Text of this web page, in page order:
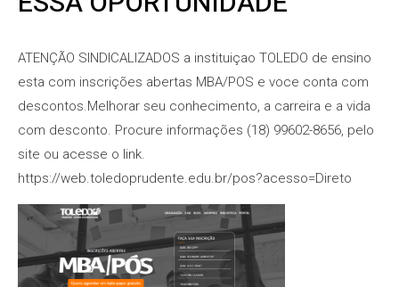
ATENÇÃO SINDICALIZADOS a instituiçao TOLEDO de ensino
esta com inscrições abertas MBA/POS e voce conta com
descontos.Melhorar seu conhecimento, a carreira e a vida
com desconto. Procure informações (18) 99602-8656, pelo
site ou acesse o link.
https://web.toledoprudente.edu.br/pos?acesso=Direto